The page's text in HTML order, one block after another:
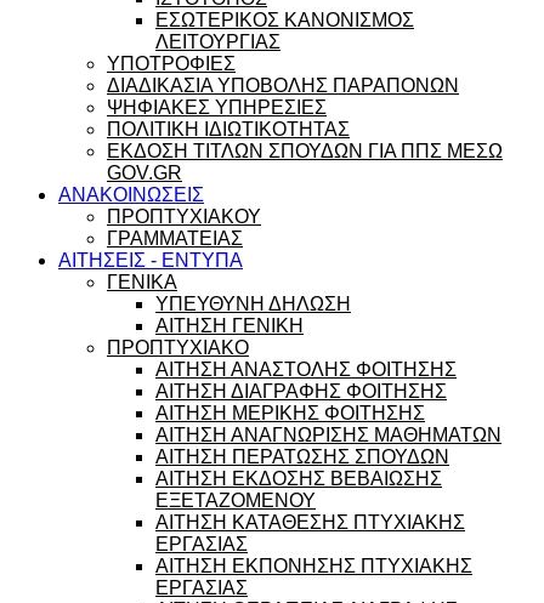
ΕΣΩΤΕΡΙΚΟΣ ΚΑΝΟΝΙΣΜΟΣ
ΛΕΙΤΟΥΡΓΙΑΣ
ΥΠΟΤΡΟΦΙΕΣ
ΔΙΑΔΙΚΑΣΙΑ ΥΠΟΒΟΛΗΣ ΠΑΡΑΠΟΝΩΝ
ΨΗΦΙΑΚΕΣ ΥΠΗΡΕΣΙΕΣ
ΠΟΛΙΤΙΚΗ ΙΔΙΩΤΙΚΟΤΗΤΑΣ
ΕΚΔΟΣΗ ΤΙΤΛΩΝ ΣΠΟΥΔΩΝ ΓΙΑ ΠΠΣ ΜΕΣΩ
GOV.GR
ΑΝΑΚΟΙΝΩΣΕΙΣ
ΠΡΟΠΤΥΧΙΑΚΟΥ
ΓΡΑΜΜΑΤΕΙΑΣ
ΑΙΤΗΣΕΙΣ - ΕΝΤΥΠΑ
ΓΕΝΙΚΑ
ΥΠΕΥΘΥΝΗ ΔΗΛΩΣΗ
ΑΙΤΗΣΗ ΓΕΝΙΚΗ
ΠΡΟΠΤΥΧΙΑΚΟ
ΑΙΤΗΣΗ ΑΝΑΣΤΟΛΗΣ ΦΟΙΤΗΣΗΣ
ΑΙΤΗΣΗ ΔΙΑΓΡΑΦΗΣ ΦΟΙΤΗΣΗΣ
ΑΙΤΗΣΗ ΜΕΡΙΚΗΣ ΦΟΙΤΗΣΗΣ
ΑΙΤΗΣΗ ΑΝΑΓΝΩΡΙΣΗΣ ΜΑΘΗΜΑΤΩΝ
ΑΙΤΗΣΗ ΠΕΡΑΤΩΣΗΣ ΣΠΟΥΔΩΝ
ΑΙΤΗΣΗ ΕΚΔΟΣΗΣ ΒΕΒΑΙΩΣΗΣ
ΕΞΕΤΑΖΟΜΕΝΟΥ
ΑΙΤΗΣΗ ΚΑΤΑΘΕΣΗΣ ΠΤΥΧΙΑΚΗΣ
ΕΡΓΑΣΙΑΣ
ΑΙΤΗΣΗ ΕΚΠΟΝΗΣΗΣ ΠΤΥΧΙΑΚΗΣ
ΕΡΓΑΣΙΑΣ